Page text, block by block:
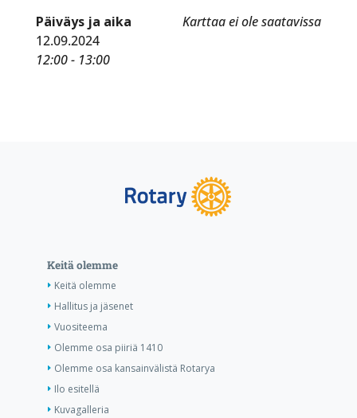
Karttaa ei ole saatavissa
Päiväys ja aika
12.09.2024
12:00 - 13:00
Keitä olemme
Keitä olemme
Hallitus ja jäsenet
Vuositeema
Olemme osa piiriä 1410
Olemme osa kansainvälistä Rotarya
Ilo esitellä
Kuvagalleria